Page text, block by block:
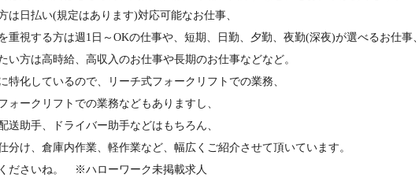
は日払い(規定はあります)対応可能なお仕事、
重視する方は週1日～OKの仕事や、短期、日勤、夕勤、夜勤(深夜)が選べるお仕事、
い方は高時給、高収入のお仕事や長期のお仕事などなど。
特化しているので、リーチ式フォークリフトでの業務、
ォークリフトでの業務などもありますし、
送助手、ドライバー助手などはもちろん、
分け、倉庫内作業、軽作業など、幅広くご紹介させて頂いています。
ださいね。 ※ハローワーク未掲載求人